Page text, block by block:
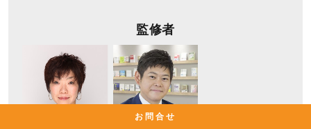
監修者
お問合せ